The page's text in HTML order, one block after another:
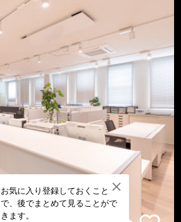
お気に入り登録しておくこと
で、後でまとめて見ることがで
きます。